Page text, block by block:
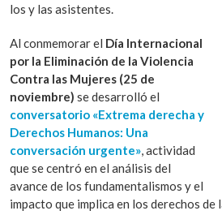
los y las asistentes.
Al conmemorar el Día Internacional
por la Eliminación de la Violencia
Contra las Mujeres (25 de
noviembre) se desarrolló el
conversatorio «Extrema derecha y
Derechos Humanos: Una
conversación urgente», actividad
que se centró en el análisis del
avance de los fundamentalismos y el
impacto que implica en los derechos